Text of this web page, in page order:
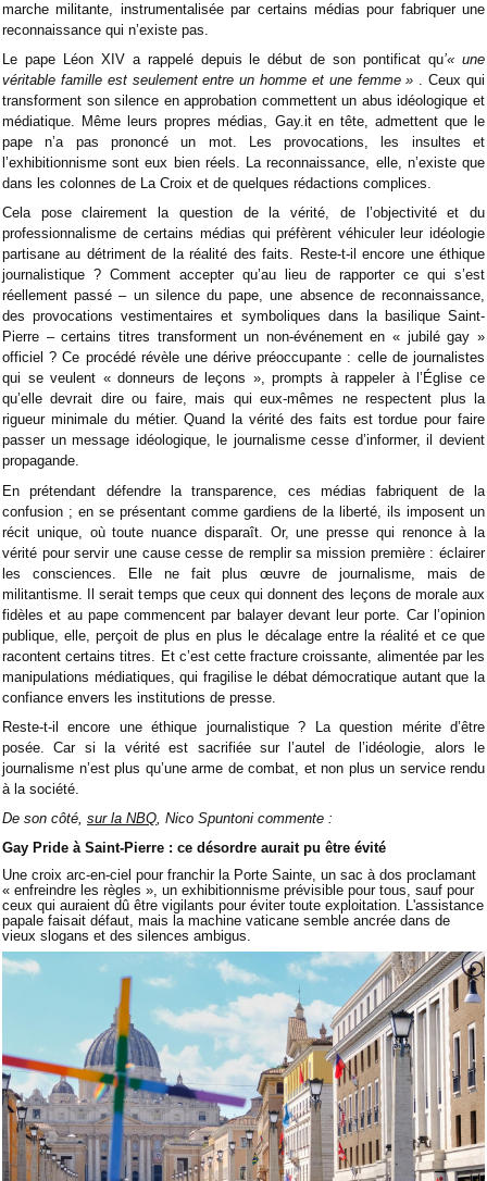
marche militante, instrumentalisée par certains médias pour fabriquer une
reconnaissance qui n’existe pas.
Le pape Léon XIV a rappelé depuis le début de son pontificat qu’« une
véritable famille est seulement entre un homme et une femme » . Ceux qui
transforment son silence en approbation commettent un abus idéologique et
médiatique. Même leurs propres médias, Gay.it en tête, admettent que le
pape n’a pas prononcé un mot. Les provocations, les insultes et
l’exhibitionnisme sont eux bien réels. La reconnaissance, elle, n’existe que
dans les colonnes de La Croix et de quelques rédactions complices.
Cela pose clairement la question de la vérité, de l’objectivité et du
professionnalisme de certains médias qui préfèrent véhiculer leur idéologie
partisane au détriment de la réalité des faits. Reste-t-il encore une éthique
journalistique ? Comment accepter qu’au lieu de rapporter ce qui s’est
réellement passé – un silence du pape, une absence de reconnaissance,
des provocations vestimentaires et symboliques dans la basilique Saint-
Pierre – certains titres transforment un non-événement en « jubilé gay »
officiel ? Ce procédé révèle une dérive préoccupante : celle de journalistes
qui se veulent « donneurs de leçons », prompts à rappeler à l’Église ce
qu’elle devrait dire ou faire, mais qui eux-mêmes ne respectent plus la
rigueur minimale du métier. Quand la vérité des faits est tordue pour faire
passer un message idéologique, le journalisme cesse d’informer, il devient
propagande.
En prétendant défendre la transparence, ces médias fabriquent de la
confusion ; en se présentant comme gardiens de la liberté, ils imposent un
récit unique, où toute nuance disparaît. Or, une presse qui renonce à la
vérité pour servir une cause cesse de remplir sa mission première : éclairer
les consciences. Elle ne fait plus œuvre de journalisme, mais de
militantisme. Il serait temps que ceux qui donnent des leçons de morale aux
fidèles et au pape commencent par balayer devant leur porte. Car l’opinion
publique, elle, perçoit de plus en plus le décalage entre la réalité et ce que
racontent certains titres. Et c’est cette fracture croissante, alimentée par les
manipulations médiatiques, qui fragilise le débat démocratique autant que la
confiance envers les institutions de presse.
Reste-t-il encore une éthique journalistique ? La question mérite d’être
posée. Car si la vérité est sacrifiée sur l’autel de l’idéologie, alors le
journalisme n’est plus qu’une arme de combat, et non plus un service rendu
à la société.
De son côté, sur la NBQ , Nico Spuntoni commente :
Gay Pride à Saint-Pierre : ce désordre aurait pu être évité
Une croix arc-en-ciel pour franchir la Porte Sainte, un sac à dos proclamant
« enfreindre les règles », un exhibitionnisme prévisible pour tous, sauf pour
ceux qui auraient dû être vigilants pour éviter toute exploitation. L'assistance
papale faisait défaut, mais la machine vaticane semble ancrée dans de
vieux slogans et des silences ambigus.